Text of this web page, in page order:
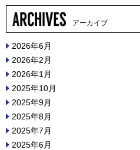
アーカイブ
2026年6月
2026年2月
2026年1月
2025年10月
2025年9月
2025年8月
2025年7月
2025年6月